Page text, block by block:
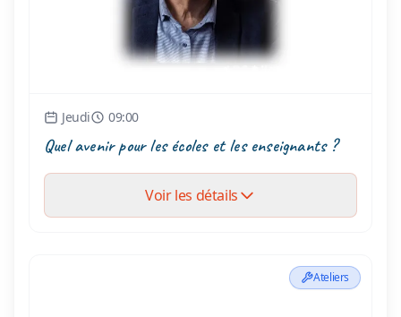
Jeudi 09:00
Quel avenir pour les écoles et les enseignants ?
Voir les détails
Ateliers